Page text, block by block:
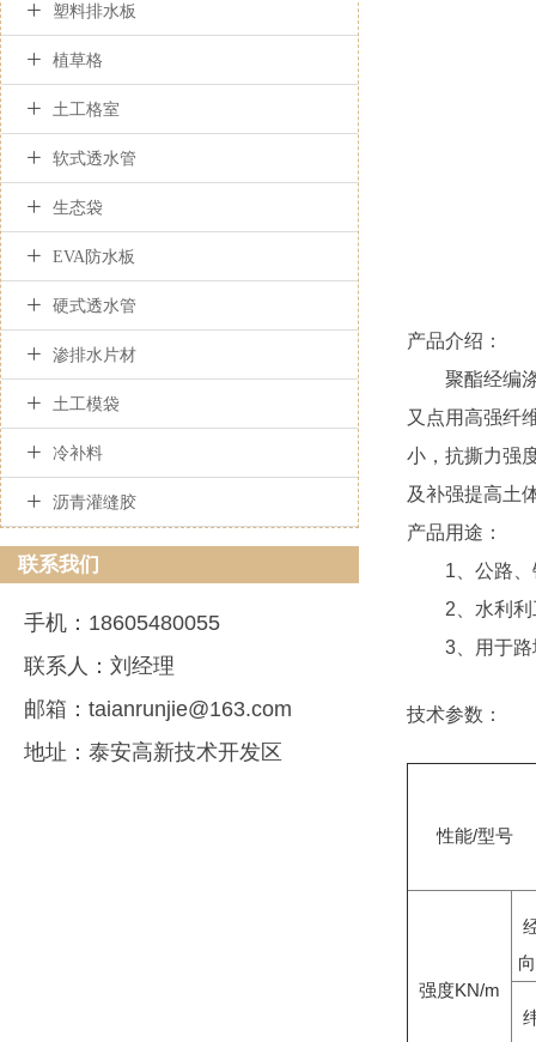
 塑料排水板
 植草格
 土工格室
 软式透水管
 生态袋
 EVA防水板
 硬式透水管
 渗排水片材
 土工模袋
 冷补料
 沥青灌缝胶
联系我们
手机：18605480055
联系人：刘经理
邮箱：taianrunjie@163.com
地址：泰安高新技术开发区
产品介绍：
聚酯经编涤
又点用高强纤
小，抗撕力强
及补强提高土
产品用途：
1、公路、铁
2、水利利工
3、用于路堤
技术参数：
性能/型号
强度KN/m
向